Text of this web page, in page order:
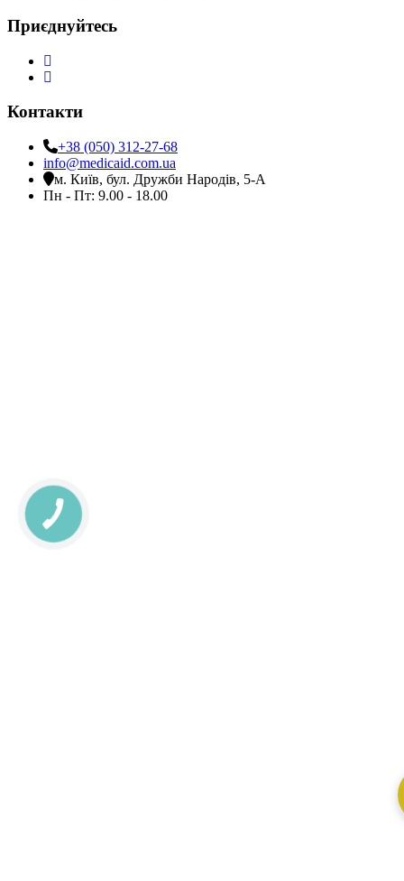
Приєднуйтесь
Контакти
+38 (050) 312-27-68
info@medicaid.com.ua
м. Київ, бул. Дружби Народів, 5-А
Пн - Пт: 9.00 - 18.00